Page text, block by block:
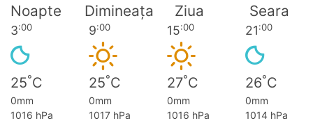
Noapte Dimineața Ziua Seara
3:00 9:00 15:00 21:00
25°C 25°C 27°C 26°C
0mm 0mm 0mm
0mm
1016 hPa
1017 hPa 1016 hPa
1014 hPa